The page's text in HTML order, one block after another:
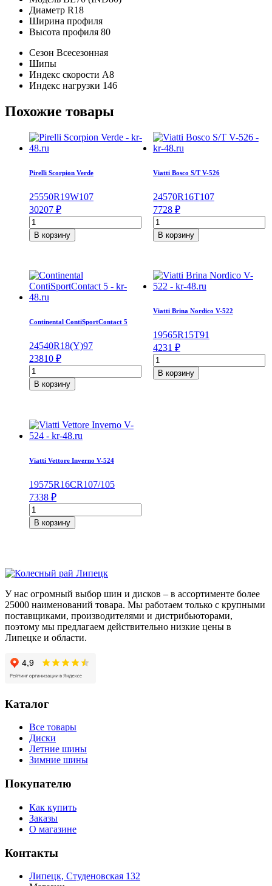
Диаметр R18
Ширина профиля
Высота профиля 80
Сезон Всесезонная
Шипы
Индекс скорости A8
Индекс нагрузки 146
Похожие товары
Pirelli Scorpion Verde
25550R19W107
30207 ₽
Количество
товара
Pirelli
255/50/R19
107
W
В корзину
Viatti Bosco S/T V-526
24570R16T107
7728 ₽
Количество
товара
Viatti
V-
526
107
В корзину
Continental ContiSportContact 5
24540R18(Y)97
23810 ₽
Количество
товара
Continental
245/40/R18
97
В корзину
Viatti Brina Nordico V-522
19565R15T91
4231 ₽
Количество
товара
Viatti
В корзину
Viatti Vettore Inverno V-524
19575R16CR107/105
7338 ₽
Количество
товара
Viatti
524
107/105
R
В корзину
У нас огромный выбор шин и дисков – в ассортименте более
25000 наименований товара. Мы работаем только с крупными
поставщиками, производителями и дистрибьюторами,
поэтому мы предлагаем действительно низкие цены в
Липецке и области.
Каталог
Все товары
Диски
Летние шины
Зимние шины
Покупателю
Как купить
Заказы
О магазине
Контакты
Липецк, Студеновская 132